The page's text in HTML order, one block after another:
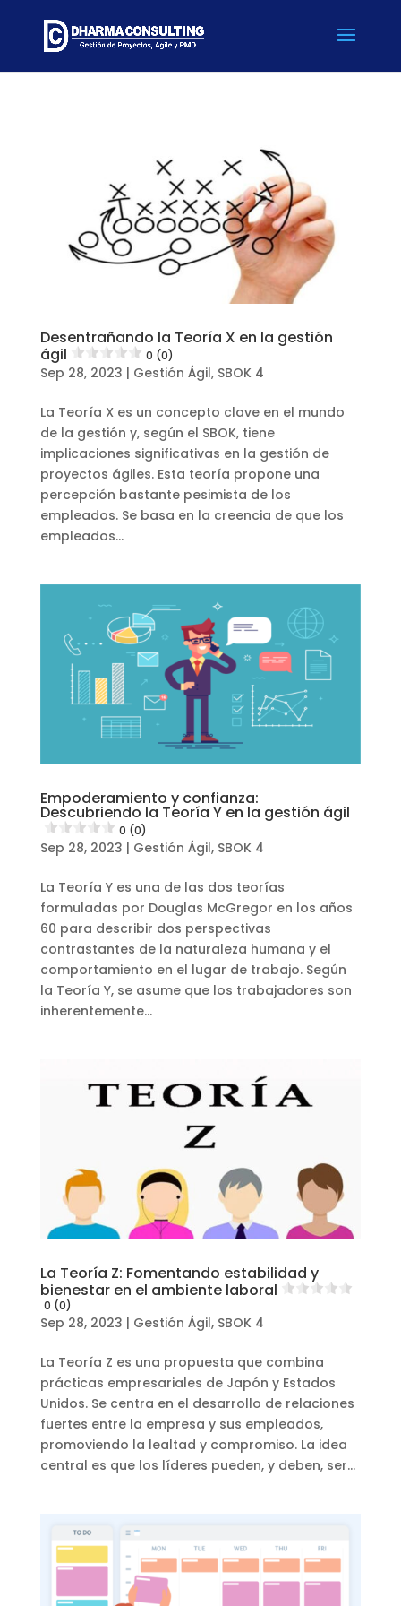
Desentrañando la Teoría X en la gestión
ágil
0 (0)
Sep 28, 2023 | Gestión Ágil, SBOK 4
La Teoría X es un concepto clave en el mundo
de la gestión y, según el SBOK, tiene
implicaciones significativas en la gestión de
proyectos ágiles. Esta teoría propone una
percepción bastante pesimista de los
empleados. Se basa en la creencia de que los
empleados...
Empoderamiento y confianza:
Descubriendo la Teoría Y en la gestión ágil
0 (0)
Sep 28, 2023 | Gestión Ágil, SBOK 4
La Teoría Y es una de las dos teorías
formuladas por Douglas McGregor en los años
60 para describir dos perspectivas
contrastantes de la naturaleza humana y el
comportamiento en el lugar de trabajo. Según
la Teoría Y, se asume que los trabajadores son
inherentemente...
La Teoría Z: Fomentando estabilidad y
bienestar en el ambiente laboral
0 (0)
Sep 28, 2023 | Gestión Ágil, SBOK 4
La Teoría Z es una propuesta que combina
prácticas empresariales de Japón y Estados
Unidos. Se centra en el desarrollo de relaciones
fuertes entre la empresa y sus empleados,
promoviendo la lealtad y compromiso. La idea
central es que los líderes pueden, y deben, ser...